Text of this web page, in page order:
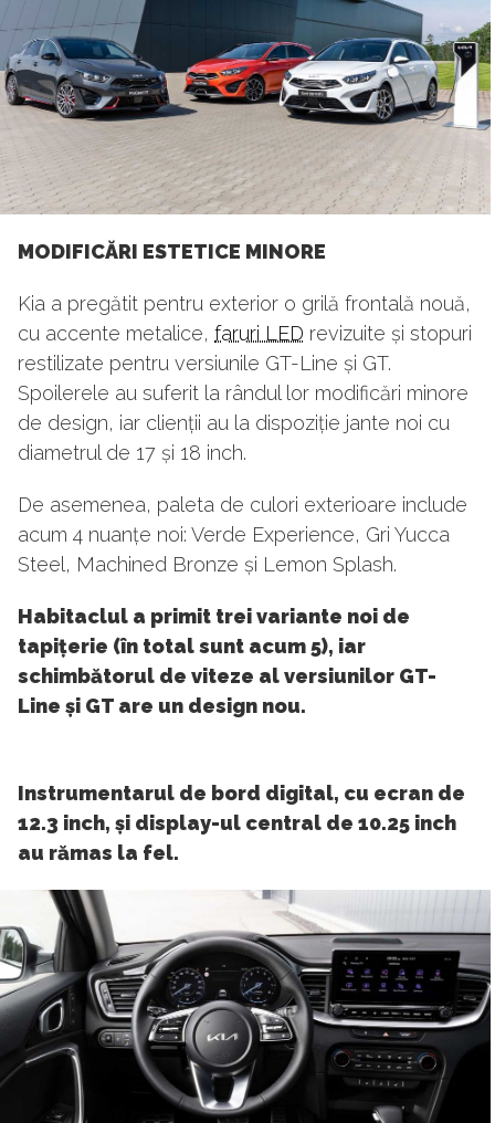
MODIFICĂRI ESTETICE MINORE
Kia a pregătit pentru exterior o grilă frontală nouă,
cu accente metalice, faruri LED revizuite și stopuri
restilizate pentru versiunile GT-Line și GT.
Spoilerele au suferit la rândul lor modificări minore
de design, iar clienții au la dispoziție jante noi cu
diametrul de 17 și 18 inch.
De asemenea, paleta de culori exterioare include
acum 4 nuanțe noi: Verde Experience, Gri Yucca
Steel, Machined Bronze și Lemon Splash.
Habitaclul a primit trei variante noi de
tapițerie (în total sunt acum 5), iar
schimbătorul de viteze al versiunilor GT-
Line și GT are un design nou.
Instrumentarul de bord digital, cu ecran de
12.3 inch, și display-ul central de 10.25 inch
au rămas la fel.